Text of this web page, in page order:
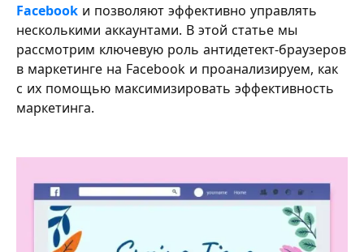
Facebook и позволяют эффективно управлять
несколькими аккаунтами. В этой статье мы
рассмотрим ключевую роль антидетект-браузеров
в маркетинге на Facebook и проанализируем, как
с их помощью максимизировать эффективность
маркетинга.